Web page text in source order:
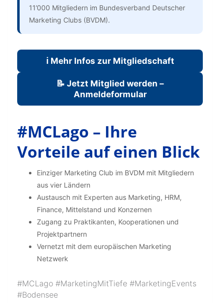
11’000 Mitgliedern im Bundesverband Deutscher
Marketing Clubs (BVDM).
ℹ️ Mehr Infos zur Mitgliedschaft
📝 Jetzt Mitglied werden –
Anmeldeformular
#MCLago – Ihre
Vorteile auf einen Blick
Einziger Marketing Club im BVDM mit Mitgliedern
aus vier Ländern
Austausch mit Experten aus Marketing, HRM,
Finance, Mittelstand und Konzernen
Zugang zu Praktikanten, Kooperationen und
Projektpartnern
Vernetzt mit dem europäischen Marketing
Netzwerk
#MCLago #MarketingMitTiefe #MarketingEvents
#Bodensee